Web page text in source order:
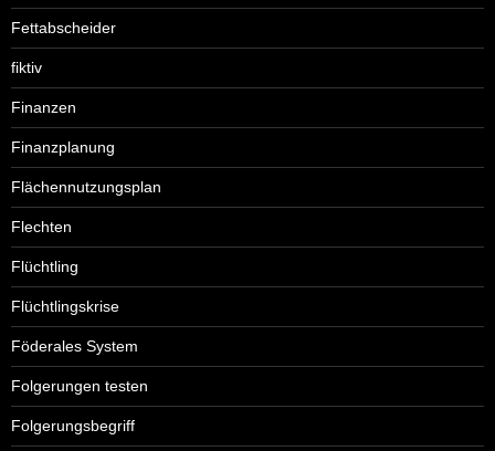
Fettabscheider
fiktiv
Finanzen
Finanzplanung
Flächennutzungsplan
Flechten
Flüchtling
Flüchtlingskrise
Föderales System
Folgerungen testen
Folgerungsbegriff